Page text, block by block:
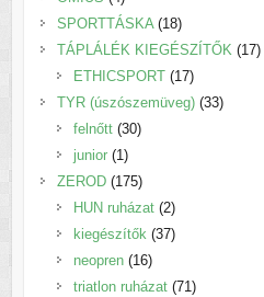
termék
SPORTTÁSKA 1818
termék
TÁPLÁLÉK KIEGÉSZÍTŐK 1717
ETHICSPORT 1717
termék
TYR (úszószemüveg) 3333
felnőtt 3030
junior 11
termék
ZEROD 175175
termék
HUN ruházat 22
termék
kiegészítők 3737
neopren 1616
termék
triatlon ruházat 7171